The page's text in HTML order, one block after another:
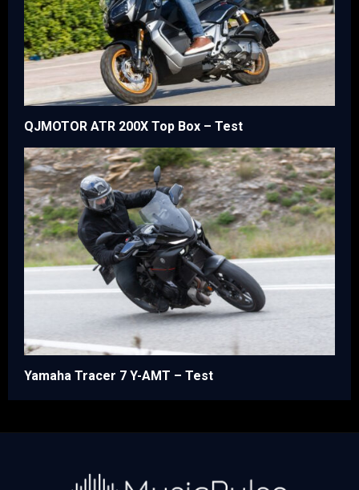
QJMOTOR ATR 200X Top Box – Test
Yamaha Tracer 7 Y-AMT – Test